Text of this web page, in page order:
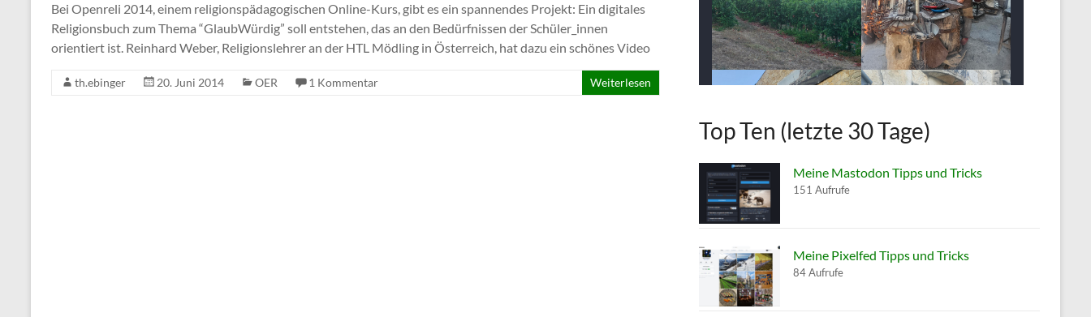
Bei Openreli 2014, einem religionspädagogischen Online-Kurs, gibt es ein spannendes Projekt: Ein digitales
Religionsbuch zum Thema “GlaubWürdig” soll entstehen, das an den Bedürfnissen der Schüler_innen
orientiert ist. Reinhard Weber, Religionslehrer an der HTL Mödling in Österreich, hat dazu ein schönes Video
th.ebinger 20. Juni 2014 OER 1 Kommentar Weiterlesen
Top Ten (letzte 30 Tage)
Meine Mastodon Tipps und Tricks
151 Aufrufe
Meine Pixelfed Tipps und Tricks
84 Aufrufe